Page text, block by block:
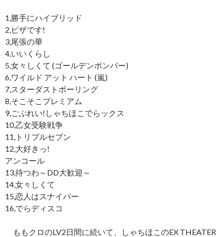
1,勝手にハイブリッド
2,ピザです!
3,尾張の華
4,いいくらし
5,女々しくて (ゴールデンボンバー)
6,ワイルド アット ハート (嵐)
7,スターダストボーリング
8,そこそこプレミアム
9,ごぶれい!しゃちほこでらックス
10,乙女受験戦争
11,トリプルセブン
12,大好きっ!
アンコール
13,待つわ～DD大歓迎～
14,女々しくて
15,恋人はスナイパー
16,でらディスコ
ももクロのLV2日間に続いて、しゃちほこのEX THEATER